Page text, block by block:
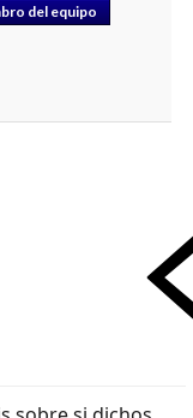
del equipo